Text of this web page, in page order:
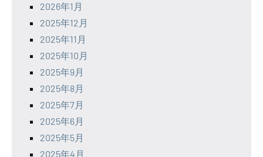
2026年1月
2025年12月
2025年11月
2025年10月
2025年9月
2025年8月
2025年7月
2025年6月
2025年5月
2025年4月